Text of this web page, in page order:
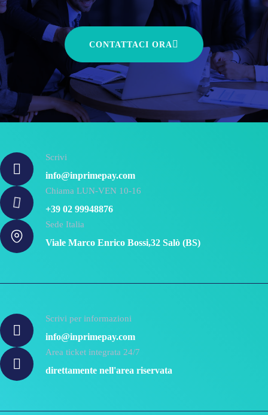
CONTATTACI ORA
Scrivi
info@inprimepay.com
Chiama LUN-VEN 10-16
+39 02 99948876
Sede Italia
Viale Marco Enrico Bossi,32 Salò (BS)
Scrivi per informazioni
info@inprimepay.com
Area ticket integrata 24/7
direttamente nell'area riservata